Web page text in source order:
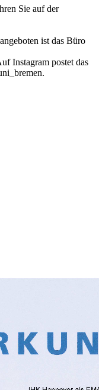
Sie auf der
ist das Büro
Instagram postet das